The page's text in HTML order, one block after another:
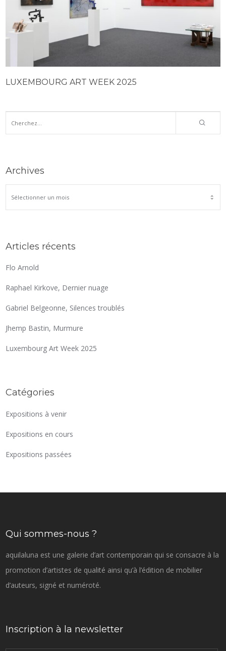
LUXEMBOURG ART WEEK 2025
Archives
ARCHIVES
Articles récents
Flo Arnold
Raphael Kirkove, Dernier nuage
Gabriel Belgeonne, Silences troublés
Jhemp Bastin, Murmure
Luxembourg Art Week 2025
Catégories
Expositions à venir
Expositions en cours
Expositions passées
Qui sommes-nous ?
aquilaluna est une galerie d’art contemporain qui se consacre à la
promotion d’artistes de qualité ainsi qu’à l’édition de mobilier
d’auteurs, signé et numéroté.
Inscription à la newsletter